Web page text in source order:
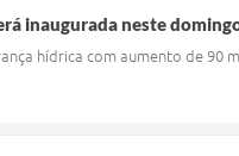
inaugurada neste
hídrica com aumento de 90